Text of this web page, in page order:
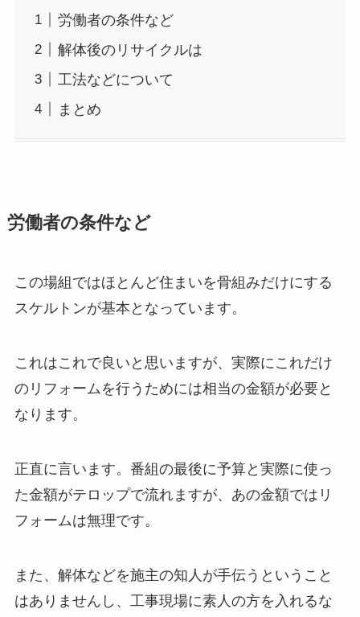
労働者の条件など
解体後のリサイクルは
工法などについて
まとめ
労働者の条件など
この場組ではほとんど住まいを骨組みだけにする
スケルトンが基本となっています。
これはこれで良いと思いますが、実際にこれだけ
のリフォームを行うためには相当の金額が必要と
なります。
正直に言います。番組の最後に予算と実際に使っ
た金額がテロップで流れますが、あの金額ではリ
フォームは無理です。
また、解体などを施主の知人が手伝うということ
はありませんし、工事現場に素人の方を入れるな